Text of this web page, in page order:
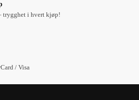
trygghet i hvert kjøp!
/ Visa